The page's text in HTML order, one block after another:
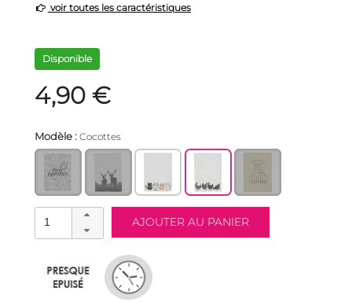
voir toutes les caractéristiques
Disponible
4,90 €
Modèle : Cocottes